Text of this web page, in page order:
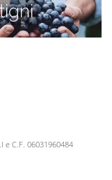
e C.F. 06031960484